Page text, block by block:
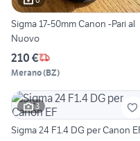
Sigma 17-50mm Canon -Pari al
Nuovo
210 €
Merano(BZ)
3
Sigma 24 F1.4 DG per Canon